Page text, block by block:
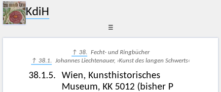
KdiH
☰
↑ 38. Fecht- und Ringbücher
↑ 38.1. Johannes Liechtenauer, ›Kunst des langen Schwerts‹
38.1.5.
Wien, Kunsthistorisches
Museum, KK 5012 (bisher P